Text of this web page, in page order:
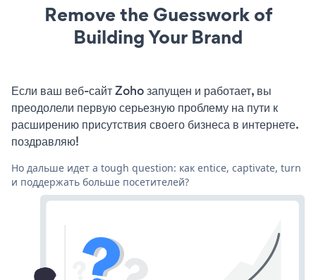
Remove the Guesswork of
Building Your Brand
Если ваш веб-сайт Zoho запущен и работает, вы
преодолели первую серьезную проблему на пути к
расширению присутствия своего бизнеса в интернете.
поздравляю!
Но дальше идет a tough question: как entice, captivate, turn
и поддержать больше посетителей?